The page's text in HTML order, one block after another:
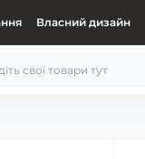
Власний дизайн